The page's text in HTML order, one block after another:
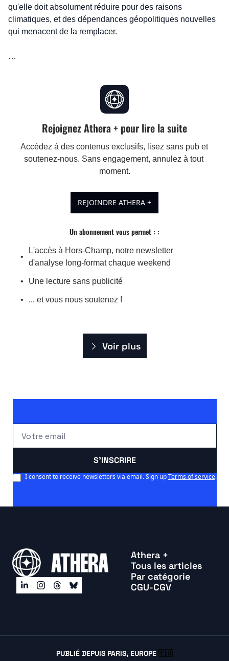
qu'elle doit absolument réduire pour des raisons
climatiques, et des dépendances géopolitiques nouvelles
qui menacent de la remplacer.
…
Rejoignez Athera + pour lire la suite
Accédez à des contenus exclusifs, lisez sans pub et
soutenez-nous. Sans engagement, annulez à tout
moment.
REJOINDRE ATHERA +
Un abonnement vous permet : :
L'accès à Hors-Champ, notre newsletter
d'analyse long-format chaque weekend
Une lecture sans publicité
... et vous nous soutenez !
Voir plus
S'INSCRIRE
I consent to receive newsletters via email. Sign up Terms of service.
Athera +
Tous les articles
Par catégorie
CGU-CGV
PUBLIÉ DEPUIS PARIS, EUROPE 🇪🇺